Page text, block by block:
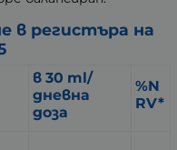
в регистъра на
в 30 ml/
дневна
доза
%N
RV*